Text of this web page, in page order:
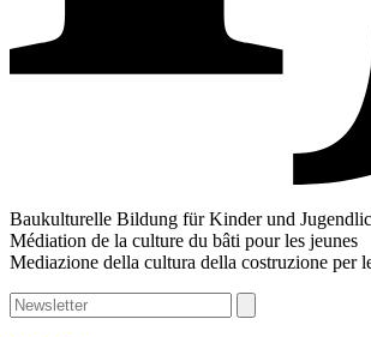
Baukulturelle Bildung für Kinder und
Médiation de la culture du bâti pour les jeunes
Mediazione della cultura della costruzione per